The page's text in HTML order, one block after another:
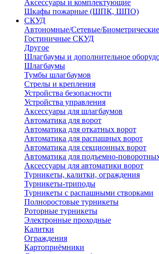
Аксессуары и комплектующие
Шкафы пожарные (ШПК, ШПО)
СКУД
Автономные/Сетевые/
Гостиничные СКУД
Другое
Шлагбаумы и дополнительное
Шлагбаумы
Тумбы шлагбаумов
Стрелы и крепления
Устройства безопасности
Устройства управления
Аксессуары для шлагбаумов
Автоматика для ворот
Автоматика для откатных ворот
Автоматика для распашных ворот
Автоматика для секционных ворот
Автоматика для подъемно-
Аксессуары для автоматики ворот
Турникеты, калитки, ограждения
Турникеты-триподы
Турникеты с распашными створками
Полноростовые турникеты
Роторные турникеты
Электронные проходные
Калитки
Ограждения
Картоприёмники